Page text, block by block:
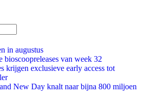
in augustus
bioscoopreleases van week 32
krijgen exclusieve early access tot
New Day knalt naar bijna 800 miljoen